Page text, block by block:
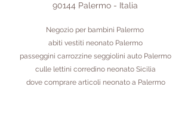
90144 Palermo - Italia
Negozio per bambini Palermo
abiti vestiti neonato Palermo
passeggini carrozzine seggiolini auto Palermo
culle lettini corredino neonato Sicilia
dove comprare articoli neonato a Palermo